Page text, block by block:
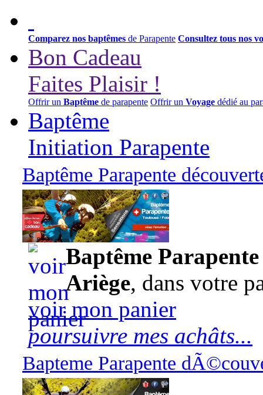
Comparez nos baptêmes de Parapente Consultez tous nos
Bon Cadeau
Faites Plaisir !
Offrir un Baptême de parapente Offrir un Voyage dédié au
Baptême
Initiation Parapente
Baptême Parapente
95,00 euros
Baptême
Ariège, dans votre
voir mon panier
poursuivre mes achâts...
Bapteme Parapente